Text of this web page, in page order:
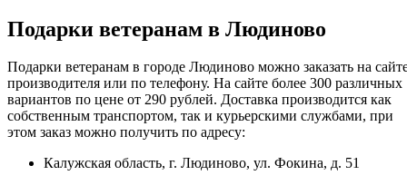
Подарки ветеранам в Людиново
Подарки ветеранам в городе Людиново можно заказать на
производителя или по телефону. На сайте более 300 различных
вариантов по цене от 290 рублей. Доставка производится как
собственным транспортом, так и курьерскими службами, при
этом заказ можно получить по адресу:
Калужская область, г. Людиново, ул. Фокина, д. 51